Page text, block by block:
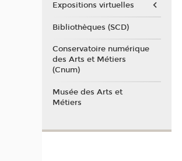
Expositions virtuelles
Bibliothèques (SCD)
Conservatoire numérique
des Arts et Métiers
(Cnum)
Musée des Arts et
Métiers